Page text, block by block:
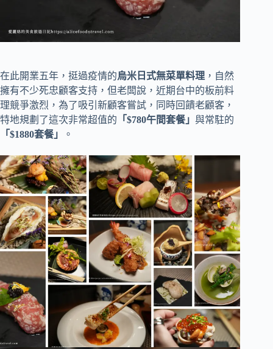
在此開業五年，挺過疫情的烏米日式無菜單料理 ，自然
擁有不少死忠顧客支持，但老闆說，近期台中的板前料
理競爭激烈，為了吸引新顧客嘗試，同時回饋老顧客，
特地規劃了這次非常超值的 「$780午間套餐」 與常駐的
「$1880套餐」
。